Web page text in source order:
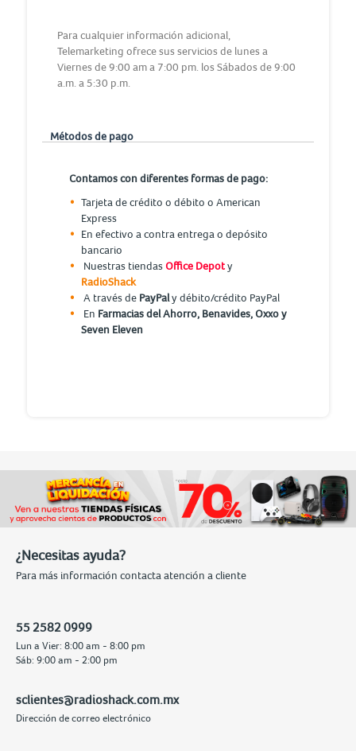
Para cualquier información adicional,
Telemarketing ofrece sus servicios de lunes a
Viernes de 9:00 am a 7:00 pm. los Sábados de 9:00
a.m. a 5:30 p.m.
Métodos de pago
Contamos con diferentes formas de pago:
Tarjeta de crédito o débito o American
Express
En efectivo a contra entrega o depósito
bancario
Nuestras tiendasOffice Depoty
RadioShack
A través de PayPaly débito/crédito PayPal
En Farmacias del Ahorro, Benavides, Oxxo y
Seven Eleven
¿Necesitas ayuda?
Para más información contacta atención a cliente
55 2582 0999
Lun a Vier: 8:00 am - 8:00 pm
Sáb: 9:00 am - 2:00 pm
sclientes@radioshack.com.mx
Dirección de correo electrónico